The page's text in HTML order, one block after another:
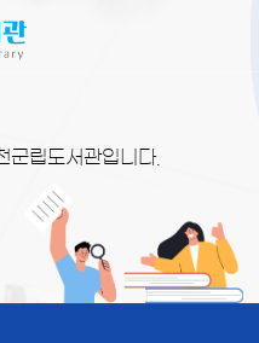
군립도서관입니다.